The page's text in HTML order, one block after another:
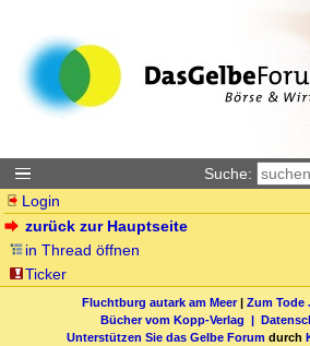
Suche:
Login
zurück zur Hauptseite
in Thread öffnen
Ticker
Fluchtburg autark am Meer| Zum Tode
Bücher vom Kopp-Verlag |
Unterstützen Sie das Gelbe Forum durch